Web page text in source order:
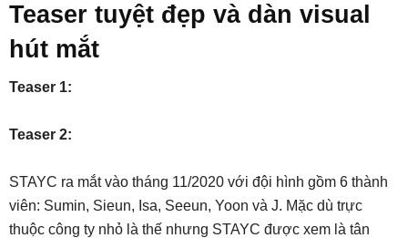
Teaser tuyệt đẹp và dàn visual
hút mắt
Teaser 1:
Teaser 2:
STAYC ra mắt vào tháng 11/2020 với đội hình gồm 6 thành
viên: Sumin, Sieun, Isa, Seeun, Yoon và J. Mặc dù trực
thuộc công ty nhỏ là thế nhưng STAYC được xem là tân